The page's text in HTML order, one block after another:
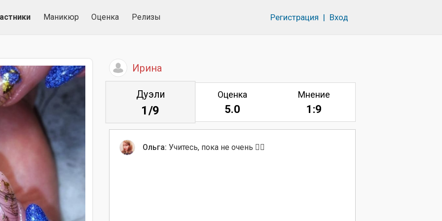
Маникюр Оценка Релизы Регистрация | Вход
Ирина
Дуэли
1/9
Оценка
5.0
Мнение
1:9
Ольга: Учитесь, пока не очень 🤷‍♀️